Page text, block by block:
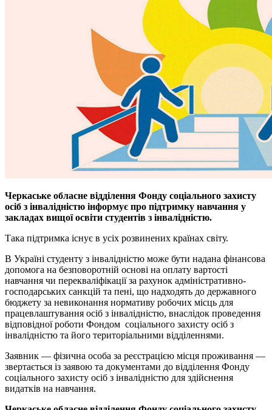
Черкаське обласне відділення Фонду соціального захисту
осіб з інвалідністю інформує про підтримку навчання у
закладах вищої освіти студентів з інвалідністю.
Така підтримка існує в усіх розвинених країнах світу.
В Україні студенту з інвалідністю може бути надана фінансова
допомога на безповоротній основі на оплату вартості
навчання чи перекваліфікації за рахунок адміністративно-
господарських санкцій та пені, що надходять до державного
бюджету за невиконання нормативу робочих місць для
працевлаштування осіб з інвалідністю, внаслідок проведення
відповідної роботи Фондом соціального захисту осіб з
інвалідністю та його територіальними відділеннями.
Заявник — фізична особа за реєстрацією місця проживання —
звертається із заявою та документами до відділення Фонду
соціального захисту осіб з інвалідністю для здійснення
видатків на навчання.